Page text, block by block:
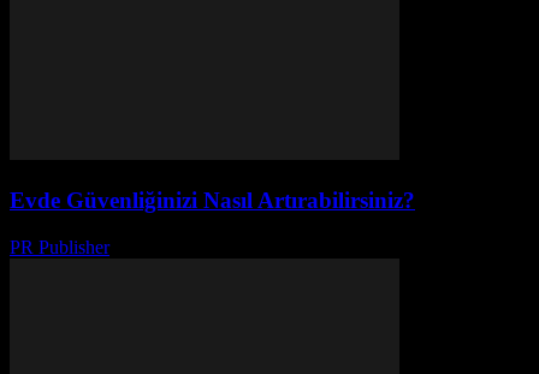
Evde Güvenliğinizi Nasıl Artırabilirsiniz?
PR Publisher-